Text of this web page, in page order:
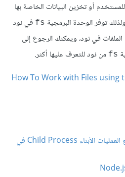
أو تخزين البيانات الخاصة بها
توفر الوحدة البرمجية ‎fs‎ في نود
الملفات في نود، ويمكنك الرجوع إلى
‎fs‎ من نود للتعرف عليها أكثر.
How To Work with Files using
التعامل مع العمليات الأبناء Child Process في